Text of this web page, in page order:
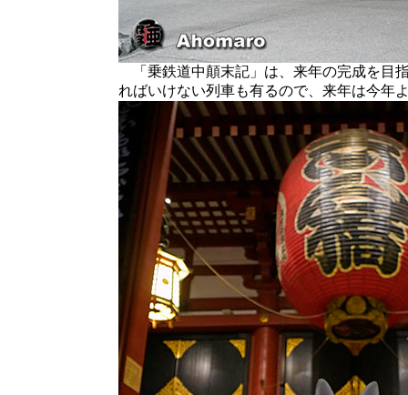
「乗鉄道中顛末記」は、来年の完成を目
ればいけない列車も有るので、来年は今年